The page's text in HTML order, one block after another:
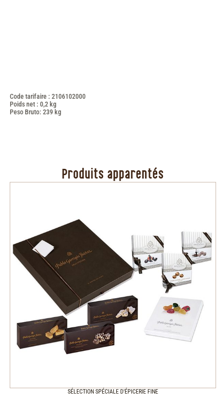
Code tarifaire : 2106102000
Poids net : 0,2 kg
Peso Bruto: 239 kg
Produits apparentés
SÉLECTION SPÉCIALE D'ÉPICERIE FINE